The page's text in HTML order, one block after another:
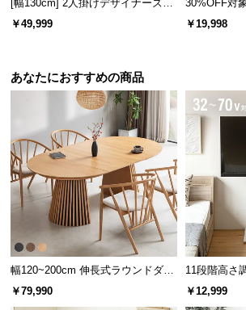
重さはたったの約1.8㎏。ほしい場所
せることができます。
重量
[幅130cm] 2人掛けデザイナーズソ
ファ ル・コルビジェ LC2 名作 リ
￥49,999
30%OFF対
ェア
￥19,998
あなたにおすすめの商品
幅120~200cm 伸長式ラウンドダイ
ニングテーブル 6人掛け 天然木突
板 美しい格子デザイン
￥79,990
11段階高さ
キャスター
￥12,999